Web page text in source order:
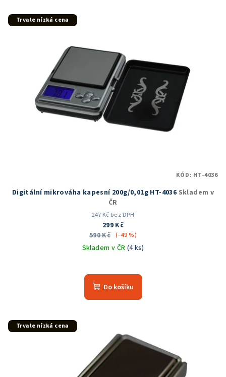
Trvale nízká cena
Digitální mikrováha kapesní 200g/0,01g HT-4036 Skladem v
ČR
247 Kč bez DPH
299 Kč
590 Kč (–49 %)
Skladem v ČR (4 ks)
hodnocení
produktu
hvězdiček.
Do košíku
KÓD: HT-4036
Trvale nízká cena